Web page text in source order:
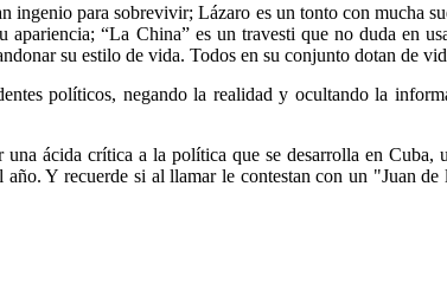
para sobrevivir; Lázaro es un tonto con mucha
“La China” es un travesti que no duda en
su estilo de vida. Todos en su conjunto dotan de
políticos, negando la realidad y ocultando la
ácida crítica a la política que se desarrolla en Cuba,
Y recuerde si al llamar le contestan con un "Juan